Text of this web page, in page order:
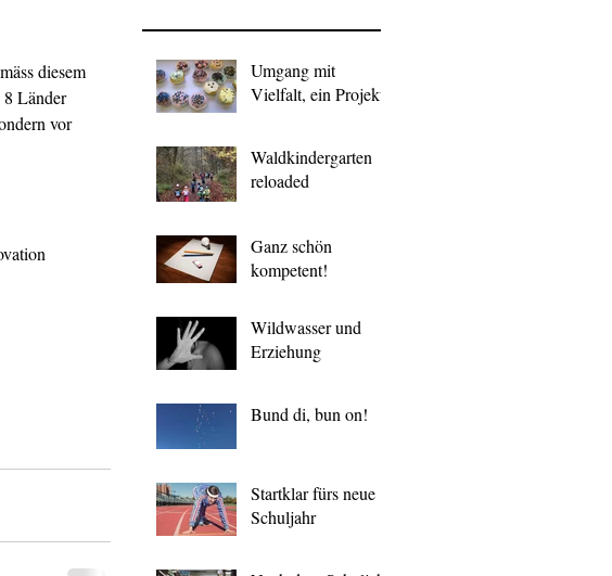
diesem
8 Länder
vor
Umgang mit
Vielfalt, ein Projekt
Waldkindergarten
reloaded
Ganz schön
kompetent!
Wildwasser und
Erziehung
Bund di, bun on!
Startklar fürs neue
Schuljahr